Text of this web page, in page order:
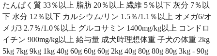
たんぱく質 33％以上 脂肪 20％以上 繊維 5％以下 灰分 7％以
下 水分 12％以下 カルシウム/リン 1.5％/1.1％以上 オメガ6/オ
メガ3 2.7％/1.0％以上 グルコサミン 1400mg/kg以上 コンドロ
イチン 900mg/kg以上 給与量 成犬時理想体重 子犬の体重 2kg
5kg 7kg 9kg 1kg 40g 60g 60g 60g 2kg 40g 80g 80g 80g 3kg - 90g